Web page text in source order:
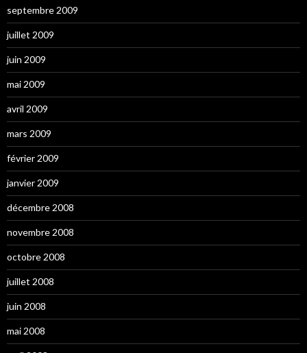
septembre 2009
juillet 2009
juin 2009
mai 2009
avril 2009
mars 2009
février 2009
janvier 2009
décembre 2008
novembre 2008
octobre 2008
juillet 2008
juin 2008
mai 2008